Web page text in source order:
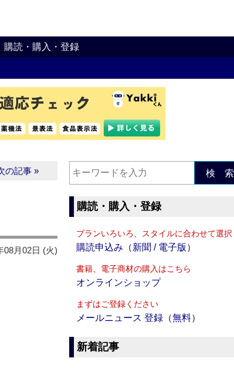
購読・購入・登録
の記事 »
08月02日 (火)
検 索
購読・購入・登録
プランいろいろ、スタイルに合わせて選択
購読申込み（新聞 / 電子版）
書籍、電子商材の購入はこちら
オンラインショップ
まずはご登録ください
メールニュース 登録（無料）
新着記事